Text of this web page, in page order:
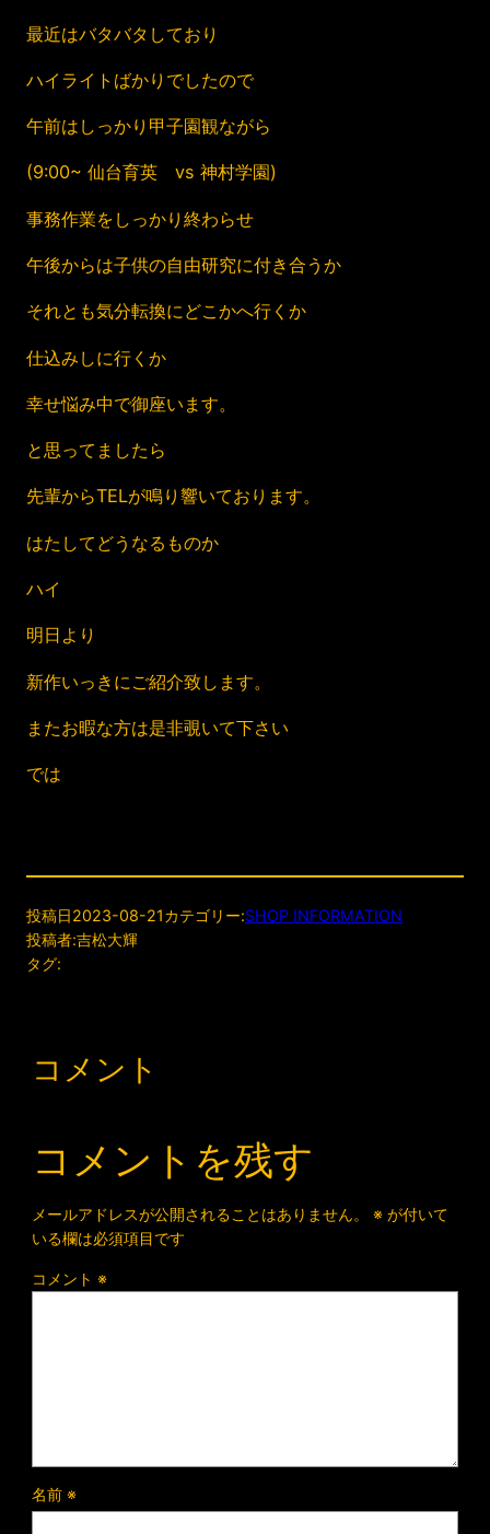
最近はバタバタしており
ハイライトばかりでしたので
午前はしっかり甲子園観ながら
(9:00~ 仙台育英 vs 神村学園)
事務作業をしっかり終わらせ
午後からは子供の自由研究に付き合うか
それとも気分転換にどこかへ行くか
仕込みしに行くか
幸せ悩み中で御座います。
と思ってましたら
先輩からTELが鳴り響いております。
はたしてどうなるものか
ハイ
明日より
新作いっきにご紹介致します。
またお暇な方は是非覗いて下さい
では
投稿日2023-08-21カテゴリー:SHOP INFORMATION
投稿者:吉松大輝
タグ:
コメント
コメントを残す
メールアドレスが公開されることはありません。 ※が付いて
いる欄は必須項目です
コメント ※
名前 ※